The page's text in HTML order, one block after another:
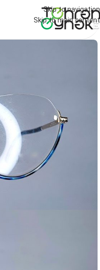
Skip to navigation
Skip to main content